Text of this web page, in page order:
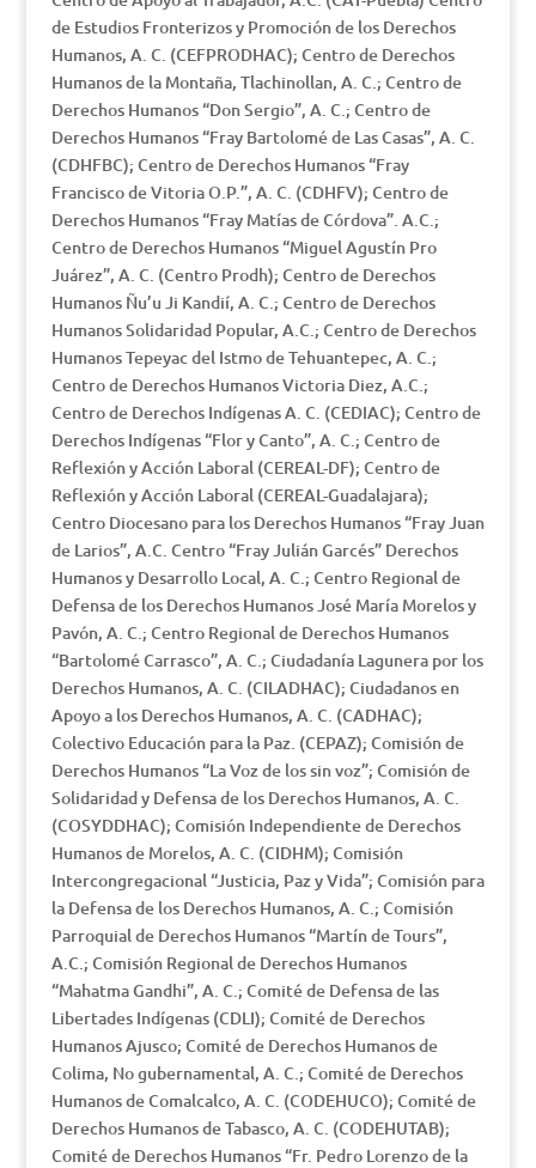
de Estudios Fronterizos y Promoción de los Derechos
Humanos, A. C. (CEFPRODHAC); Centro de Derechos
Humanos de la Montaña, Tlachinollan, A. C.; Centro de
Derechos Humanos “Don Sergio”, A. C.; Centro de
Derechos Humanos “Fray Bartolomé de Las Casas”, A. C.
(CDHFBC); Centro de Derechos Humanos “Fray
Francisco de Vitoria O.P.”, A. C. (CDHFV); Centro de
Derechos Humanos “Fray Matías de Córdova”. A.C.;
Centro de Derechos Humanos “Miguel Agustín Pro
Juárez”, A. C. (Centro Prodh); Centro de Derechos
Humanos Ñu’u Ji Kandií, A. C.; Centro de Derechos
Humanos Solidaridad Popular, A.C.; Centro de Derechos
Humanos Tepeyac del Istmo de Tehuantepec, A. C.;
Centro de Derechos Humanos Victoria Diez, A.C.;
Centro de Derechos Indígenas A. C. (CEDIAC); Centro de
Derechos Indígenas “Flor y Canto”, A. C.; Centro de
Reflexión y Acción Laboral (CEREAL-DF); Centro de
Reflexión y Acción Laboral (CEREAL-Guadalajara);
Centro Diocesano para los Derechos Humanos “Fray Juan
de Larios”, A.C. Centro “Fray Julián Garcés” Derechos
Humanos y Desarrollo Local, A. C.; Centro Regional de
Defensa de los Derechos Humanos José María Morelos y
Pavón, A. C.; Centro Regional de Derechos Humanos
“Bartolomé Carrasco”, A. C.; Ciudadanía Lagunera por los
Derechos Humanos, A. C. (CILADHAC); Ciudadanos en
Apoyo a los Derechos Humanos, A. C. (CADHAC);
Colectivo Educación para la Paz. (CEPAZ); Comisión de
Derechos Humanos “La Voz de los sin voz”; Comisión de
Solidaridad y Defensa de los Derechos Humanos, A. C.
(COSYDDHAC); Comisión Independiente de Derechos
Humanos de Morelos, A. C. (CIDHM); Comisión
Intercongregacional “Justicia, Paz y Vida”; Comisión para
la Defensa de los Derechos Humanos, A. C.; Comisión
Parroquial de Derechos Humanos “Martín de Tours”,
A.C.; Comisión Regional de Derechos Humanos
“Mahatma Gandhi”, A. C.; Comité de Defensa de las
Libertades Indígenas (CDLI); Comité de Derechos
Humanos Ajusco; Comité de Derechos Humanos de
Colima, No gubernamental, A. C.; Comité de Derechos
Humanos de Comalcalco, A. C. (CODEHUCO); Comité de
Derechos Humanos de Tabasco, A. C. (CODEHUTAB);
Comité de Derechos Humanos “Fr. Pedro Lorenzo de la